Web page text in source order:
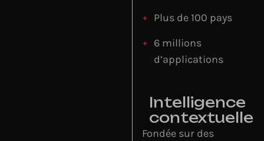
Plus de 100 pays
6 millions
d’applications
Intelligence
contextuelle
Fondée sur des